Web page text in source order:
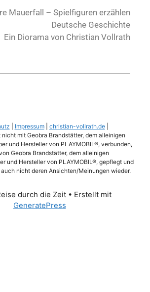
Mauerfall – Spielfiguren erzählen
Deutsche Geschichte
Ein Diorama von Christian Vollrath
Impressum| christian-vollrath.de|
nicht mit Geobra Brandstätter, dem alleinigen
und Hersteller von PLAYMOBIL®, verbunden,
Geobra Brandstätter, dem alleinigen
und Hersteller von PLAYMOBIL®, gepflegt und
nicht deren Ansichten/Meinungen wieder.
durch die Zeit • Erstellt mit
GeneratePress